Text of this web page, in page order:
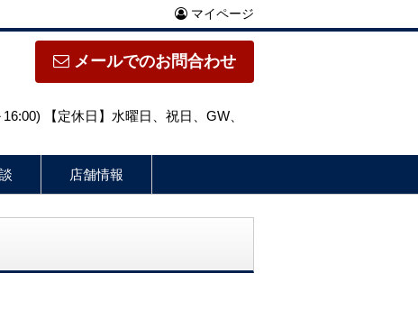
マイページ
メールでのお問合わせ
【定休日】水曜日、祝日、GW、
店舗情報